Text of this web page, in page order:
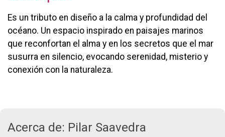
Es un tributo en diseño a la calma y profundidad del
océano. Un espacio inspirado en paisajes marinos
que reconfortan el alma y en los secretos que el mar
susurra en silencio, evocando serenidad, misterio y
conexión con la naturaleza.
Acerca de: Pilar Saavedra